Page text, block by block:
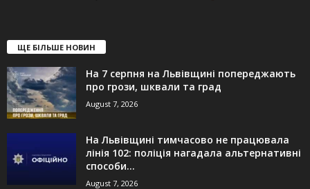
ЩЕ БІЛЬШЕ НОВИН
На 7 серпня на Львівщині попереджають
про грози, шквали та град
August 7, 2026
На Львівщині тимчасово не працювала
лінія 102: поліція нагадала альтернативні
способи...
August 7, 2026